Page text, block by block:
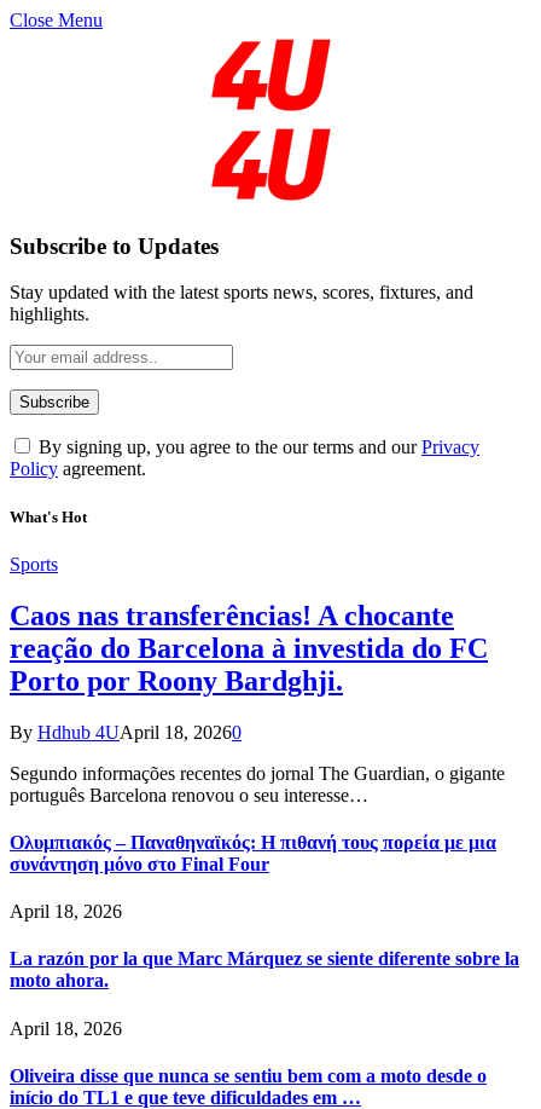
Close Menu
Subscribe to Updates
Stay updated with the latest sports news, scores, fixtures, and
highlights.
By signing up, you agree to the our terms and ourPrivacy
Policy agreement.
What's Hot
Sports
Caos nas transferências! A chocante
reação do Barcelona à investida do FC
Porto por Roony Bardghji.
By Hdhub 4UApril 18, 20260
Segundo informações recentes do jornal The Guardian, o gigante
português Barcelona renovou o seu interesse…
Ολυμπιακός – Παναθηναϊκός: Η πιθανή τους πορεία με μια
συνάντηση μόνο στο Final Four
April 18, 2026
La razón por la que Marc Márquez se siente diferente sobre la
moto ahora.
April 18, 2026
Oliveira disse que nunca se sentiu bem com a moto desde o
início do TL1 e que teve dificuldades em …